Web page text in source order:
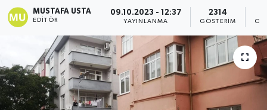
MUSTAFA USTA
EDITÖR
09.10.2023 - 12:37
YAYINLANMA
2314
GÖSTERIM